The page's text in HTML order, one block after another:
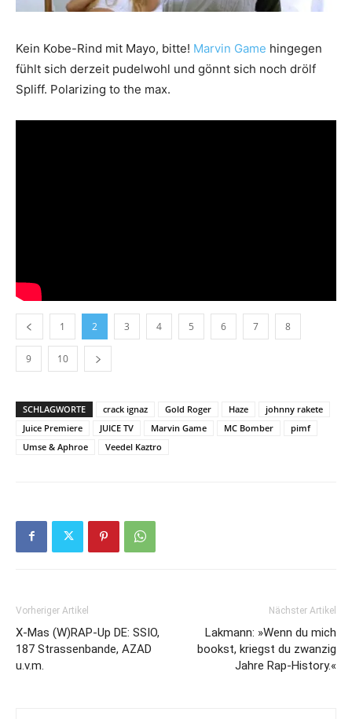
Kein Kobe-Rind mit Mayo, bitte! Marvin Game hingegen
fühlt sich derzeit pudelwohl und gönnt sich noch drölf
Spliff. Polarizing to the max.
1 2 3 4 5 6 7 8
9 10
SCHLAGWORTE crack ignaz Gold Roger Haze
johnny rakete
Juice Premiere
JUICE TV Marvin Game MC Bomber
pimf
Umse & Aphroe
Veedel Kaztro
Vorheriger Artikel
X-Mas (W)RAP-Up DE: SSIO,
187 Strassenbande, AZAD
u.v.m.
Nächster Artikel
Lakmann: »Wenn du mich
bookst, kriegst du zwanzig
Jahre Rap-History.«